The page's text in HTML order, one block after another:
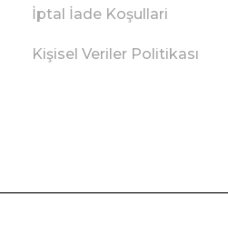
İptal İade Koşullari
Kişisel Veriler Politikası